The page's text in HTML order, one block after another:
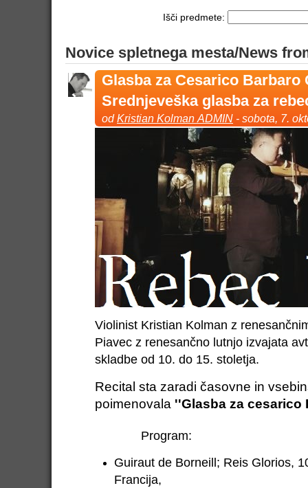
Išči predmete:
Novice spletnega mesta/News
Glasba za Cesarico Barbaro
Srednjeveška glasba za
odKristian Kolman ADMIN - sobota, 7.
Violinist Kristian Kolman z
Piavec z renesančno lutnjo izvajata
skladbe od 10. do 15. stoletja.
Recital sta zaradi časovne in
poimenovala ''Glasba za cesarico
Program:
Guiraut de Borneill; Reis Glorios,
Francija,